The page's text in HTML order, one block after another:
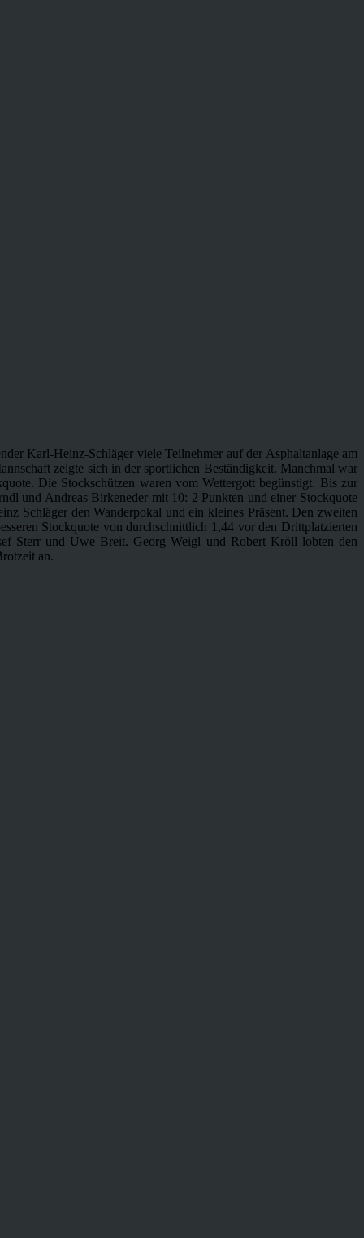
Karl-Heinz-Schläger viele Teilnehmer auf der Asphaltanlage am
zeigte sich in der sportlichen Beständigkeit. Manchmal war
Die Stockschützen waren vom Wettergott begünstigt. Bis zur
und Andreas Birkeneder mit 10: 2 Punkten und einer Stockquote
Schläger den Wanderpokal und ein kleines Präsent. Den zweiten
Stockquote von durchschnittlich 1,44 vor den Drittplatzierten
Sterr und Uwe Breit. Georg Weigl und Robert Kröll lobten den
an.